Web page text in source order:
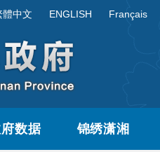
體中文 ENGLISH Français
数据 锦绣潇湘